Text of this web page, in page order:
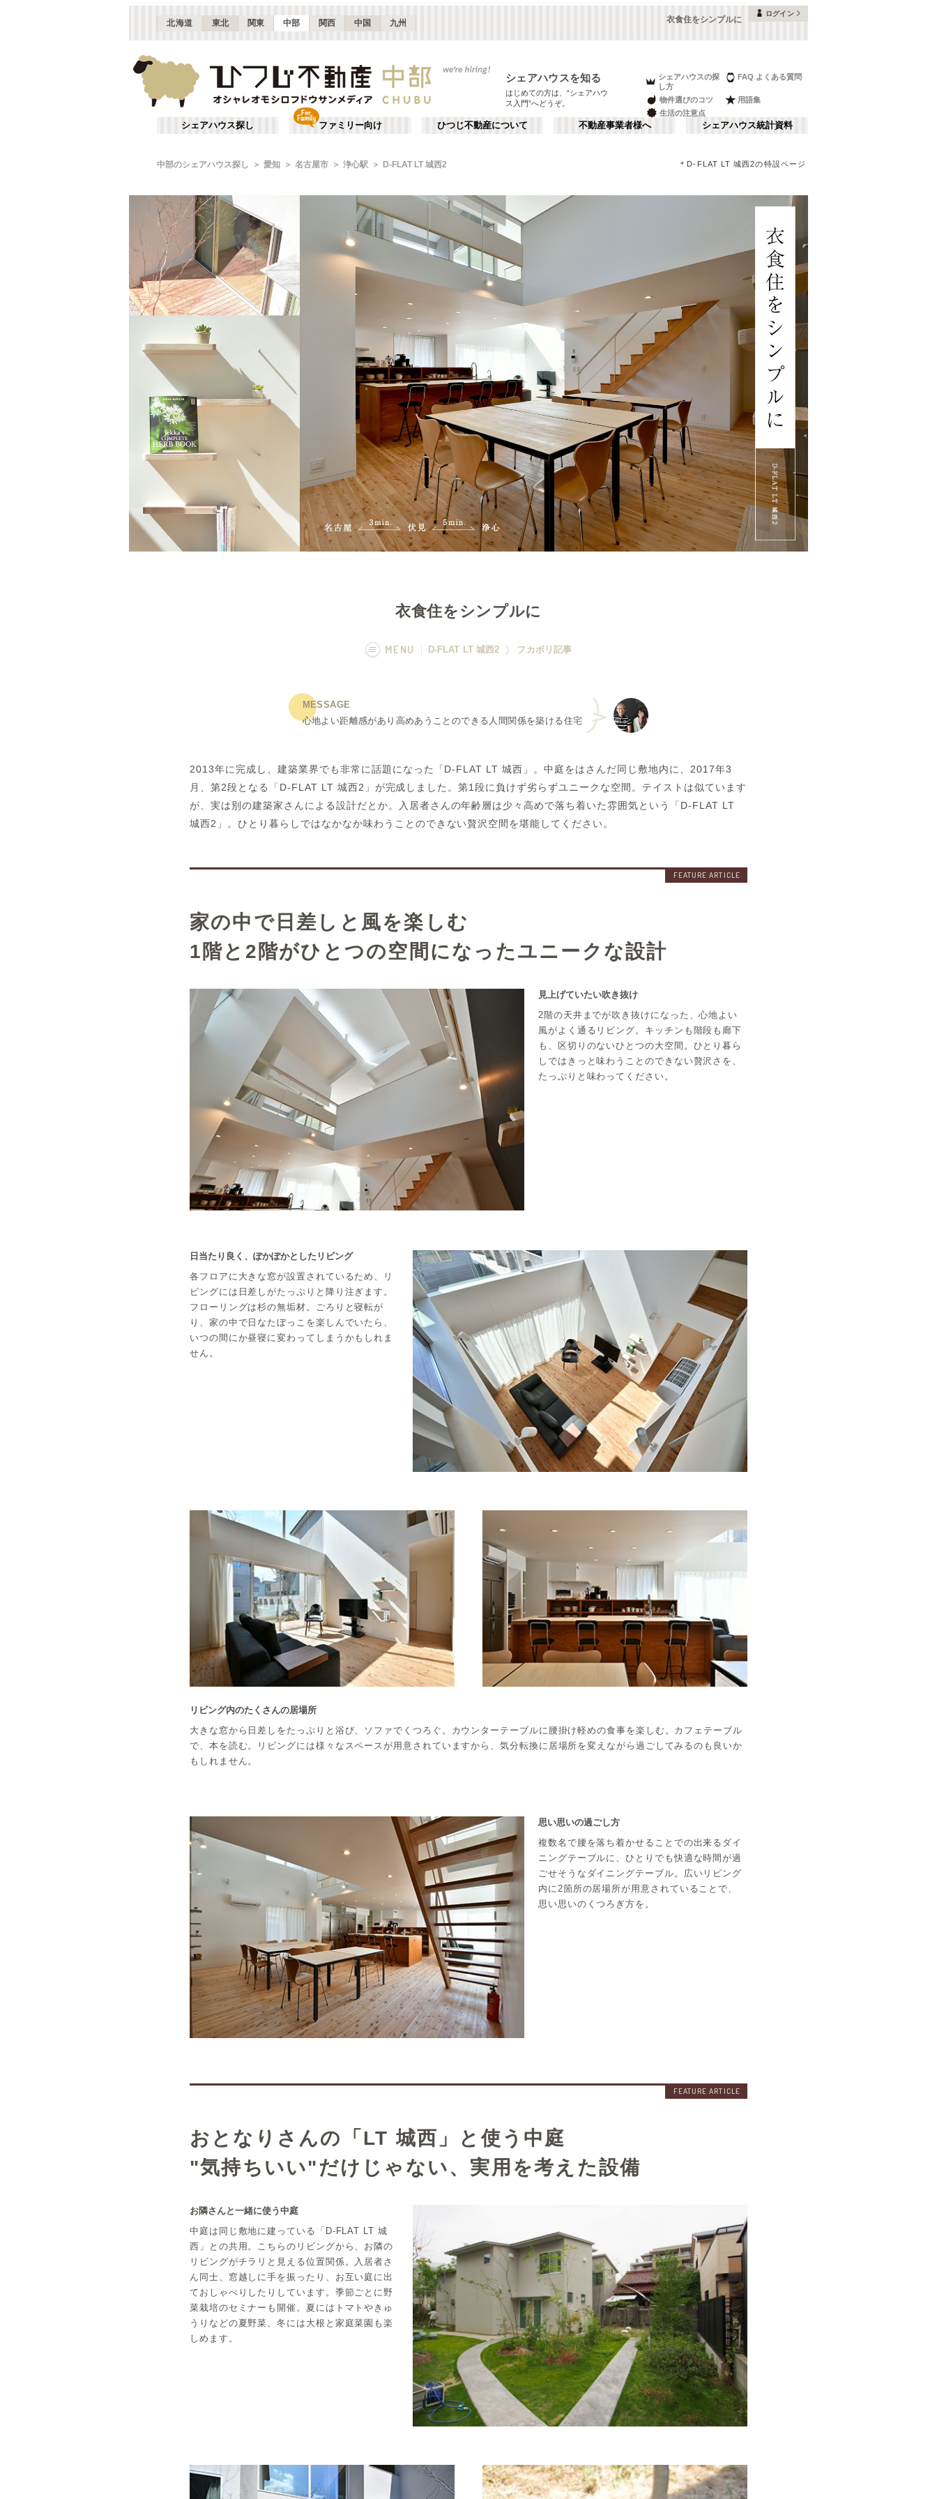
北海道 東北 関東 中部 関西 中国 九州 衣食住をシンプルに
ログイン
シェアハウスを知る
はじめての方は、“シェアハウ
ス入門”へどうぞ。
シェアハウスの探
し方
FAQ よくある質問
物件選びのコツ
用語集
生活の注意点
シェアハウス探し ファミリー向け ひつじ不動産について 不動産事業者様へ シェアハウス統計資料
中部のシェアハウス探し 愛知 名古屋市 浄心駅 D-FLAT LT 城西2 ＊D-FLAT LT 城西2の特設ページ
衣食住をシンプルに
MENU D-FLAT LT 城西2 フカボリ記事
運営者 フカボリ記事
MESSAGE
心地よい距離感があり高めあうことのできる人間関係を築ける住宅
2013年に完成し、建築業界でも非常に話題になった「D-FLAT LT 城西」。中庭をはさんだ同じ敷地内に、2017年3
月、第2段となる「D-FLAT LT 城西2」が完成しました。第1段に負けず劣らずユニークな空間。テイストは似ています
が、実は別の建築家さんによる設計だとか。入居者さんの年齢層は少々高めで落ち着いた雰囲気という「D-FLAT LT
城西2」。ひとり暮らしではなかなか味わうことのできない贅沢空間を堪能してください。
家の中で日差しと風を楽しむ
1階と2階がひとつの空間になったユニークな設計
見上げていたい吹き抜け
2階の天井までが吹き抜けになった、心地よい
風がよく通るリビング。キッチンも階段も廊下
も、区切りのないひとつの大空間。ひとり暮ら
しではきっと味わうことのできない贅沢さを、
たっぷりと味わってください。
日当たり良く、ぽかぽかとしたリビング
各フロアに大きな窓が設置されているため、リ
ビングには日差しがたっぷりと降り注ぎます。
フローリングは杉の無垢材。ごろりと寝転が
り、家の中で日なたぼっこを楽しんでいたら、
いつの間にか昼寝に変わってしまうかもしれま
せん。
リビング内のたくさんの居場所
大きな窓から日差しをたっぷりと浴び、ソファでくつろぐ。カウンターテーブルに腰掛け軽めの食事を楽しむ。カフェテーブル
で、本を読む。リビングには様々なスペースが用意されていますから、気分転換に居場所を変えながら過ごしてみるのも良いか
もしれません。
思い思いの過ごし方
複数名で腰を落ち着かせることでの出来るダイ
ニングテーブルに、ひとりでも快適な時間が過
ごせそうなダイニングテーブル。広いリビング
内に2箇所の居場所が用意されていることで、
思い思いのくつろぎ方を。
おとなりさんの「LT 城西」と使う中庭
"気持ちいい"だけじゃない、実用を考えた設備
お隣さんと一緒に使う中庭
中庭は同じ敷地に建っている「D-FLAT LT 城
西」との共用。こちらのリビングから、お隣の
リビングがチラリと見える位置関係。入居者さ
ん同士、窓越しに手を振ったり、お互い庭に出
ておしゃべりしたりしています。季節ごとに野
菜栽培のセミナーも開催。夏にはトマトやきゅ
うりなどの夏野菜、冬には大根と家庭菜園も楽
しめます。